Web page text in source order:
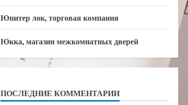
Юпитер лок, торговая компания
Юкка, магазин межкомнатных дверей
ПОСЛЕДНИЕ КОММЕНТАРИИ